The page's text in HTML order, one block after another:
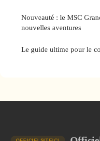
Nouveauté : le MSC
nouvelles aventures
Le guide ultime pour le